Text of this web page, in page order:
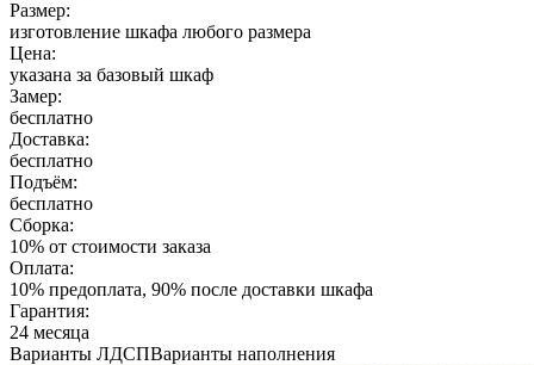
Размер:
изготовление шкафа любого размера
Цена:
указана за базовый шкаф
Замер:
бесплатно
Доставка:
бесплатно
Подъём:
бесплатно
Сборка:
10% от стоимости заказа
Оплата:
10% предоплата, 90% после доставки шкафа
Гарантия:
24 месяца
Варианты ЛДСПВарианты наполнения